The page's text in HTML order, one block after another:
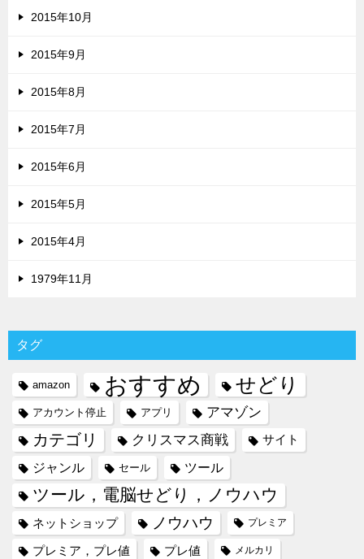
2015年10月
2015年9月
2015年8月
2015年7月
2015年6月
2015年5月
2015年4月
1979年11月
タグ
amazon おすすめ せどり
アカウント停止 アプリ アマゾン
カテゴリ クリスマス商戦 サイト
ジャンル セール ツール
ツール，電脳せどり，ノウハウ
ネットショップ ノウハウ プレミア
プレミア，プレ値 プレ値 メルカリ